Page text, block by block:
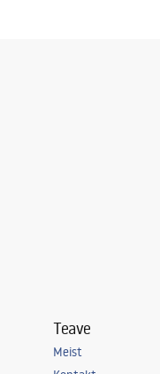
Teave
Meist